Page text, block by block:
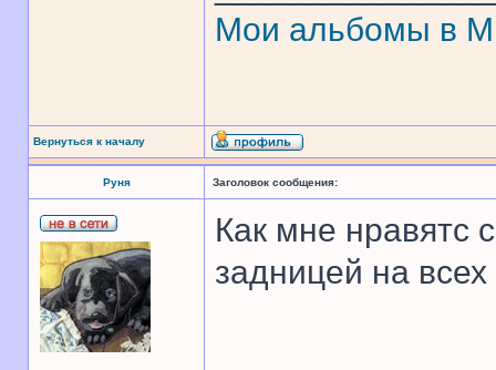
Мои альбомы в
Вернуться к началу
Руня Заголовок сообщения:
Как мне нравятс
задницей на